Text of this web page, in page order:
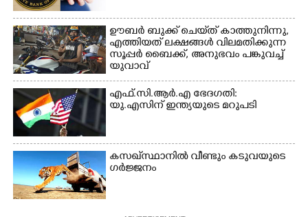
ഊബർ ബുക്ക് ചെയ്‌ത് കാത്തുനിന്നു,​
എത്തിയത് ലക്ഷങ്ങൾ വിലമതിക്കുന്ന
സൂപ്പർ ബൈക്ക്,​ അനുഭവം പങ്കുവച്ച്
യുവാവ്
എഫ്.സി.ആർ.എ ഭേദഗതി:
യു.എസിന് ഇന്ത്യയുടെ മറുപടി
കസഖ്‌സ്ഥാനിൽ വീണ്ടും കടുവയുടെ
ഗർജ്ജനം